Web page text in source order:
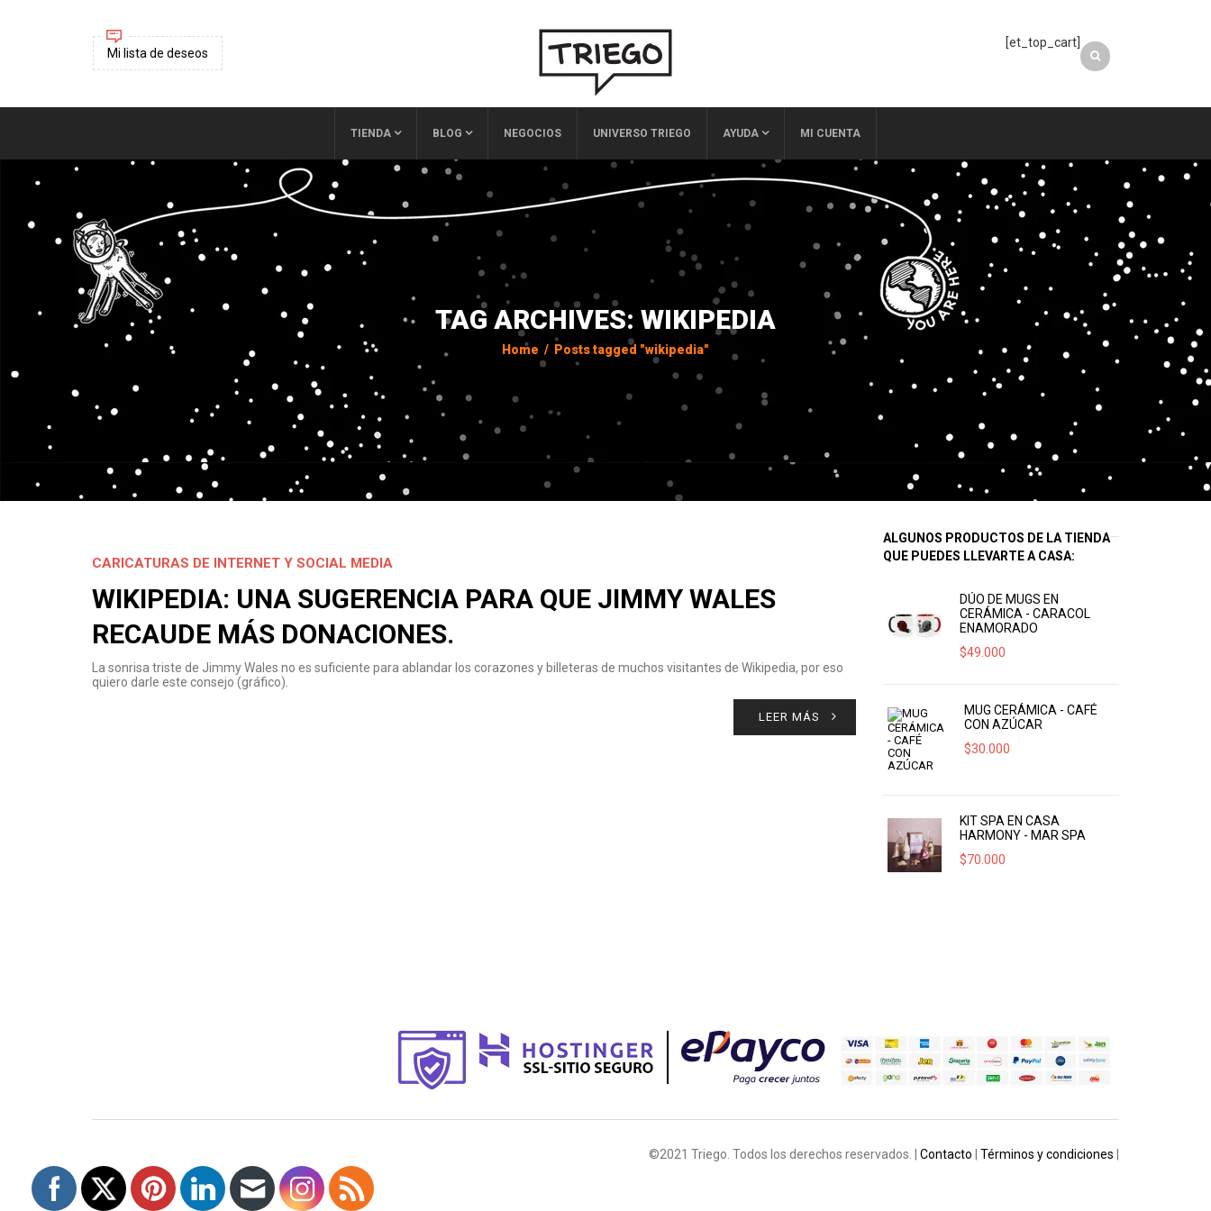
Mi lista de deseos
[et_top_cart]
TIENDA BLOG NEGOCIOS UNIVERSO TRIEGO AYUDA MI CUENTA
TAG ARCHIVES: WIKIPEDIA
Home / Posts tagged "wikipedia"
CARICATURAS DE INTERNET Y SOCIAL MEDIA
WIKIPEDIA: UNA SUGERENCIA PARA QUE JIMMY WALES
RECAUDE MÁS DONACIONES.
La sonrisa triste de Jimmy Wales no es suficiente para ablandar los corazones y billeteras de muchos visitantes de Wikipedia, por eso
quiero darle este consejo (gráfico).
LEER MÁS
ALGUNOS PRODUCTOS DE LA TIENDA
QUE PUEDES LLEVARTE A CASA:
DÚO DE MUGS EN
CERÁMICA - CARACOL
ENAMORADO
$49.000
MUG CERÁMICA - CAFÉ
CON AZÚCAR
$30.000
KIT SPA EN CASA
HARMONY - MAR SPA
$70.000
©2021 Triego. Todos los derechos reservados. | Contacto Términos y condiciones